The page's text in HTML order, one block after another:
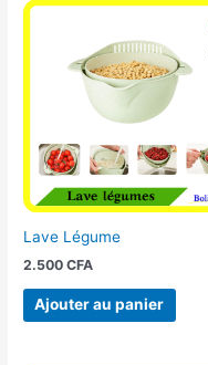
Lave Légume
2.500CFA
Ajouter au panier